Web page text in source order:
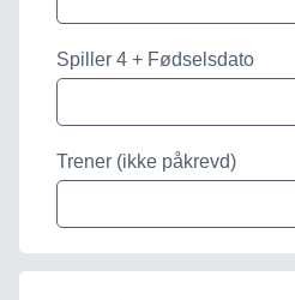
Spiller 4 + Fødselsdato
Trener (ikke påkrevd)